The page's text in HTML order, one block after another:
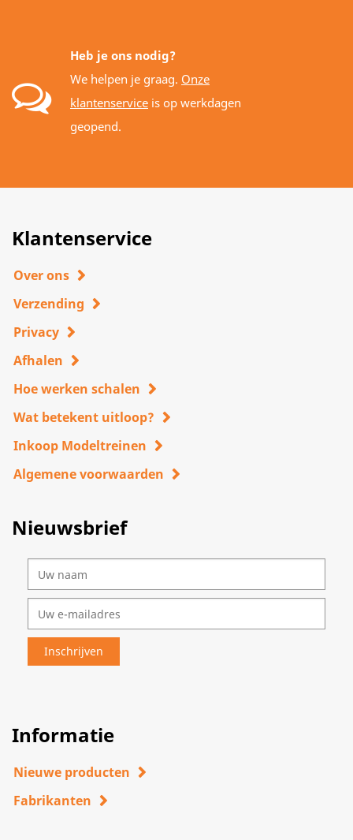
Heb je ons nodig?
We helpen je graag. Onze
klantenservice is op werkdagen
geopend.
Klantenservice
Over ons
Verzending
Privacy
Afhalen
Hoe werken schalen
Wat betekent uitloop?
Inkoop Modeltreinen
Algemene voorwaarden
Nieuwsbrief
Informatie
Nieuwe producten
Fabrikanten